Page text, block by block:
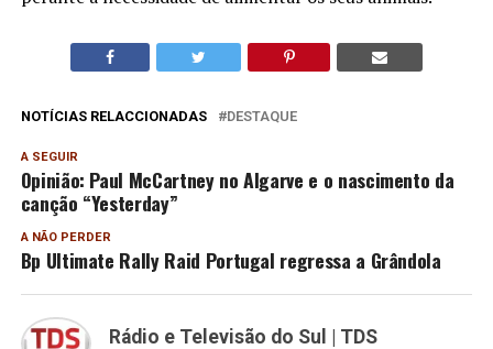
NOTÍCIAS RELACCIONADAS DESTAQUE
A SEGUIR
Opinião: Paul McCartney no Algarve e o nascimento da
canção “Yesterday”
A NÃO PERDER
Bp Ultimate Rally Raid Portugal regressa a Grândola
Rádio e Televisão do Sul | TDS